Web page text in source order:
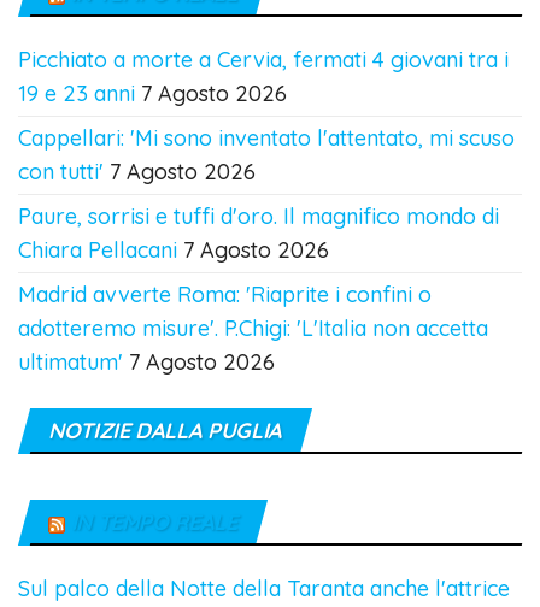
Picchiato a morte a Cervia, fermati 4 giovani tra i
19 e 23 anni 7 Agosto 2026
Cappellari: 'Mi sono inventato l'attentato, mi scuso
con tutti' 7 Agosto 2026
Paure, sorrisi e tuffi d'oro. Il magnifico mondo di
Chiara Pellacani 7 Agosto 2026
Madrid avverte Roma: 'Riaprite i confini o
adotteremo misure'. P.Chigi: 'L'Italia non accetta
ultimatum' 7 Agosto 2026
NOTIZIE DALLA PUGLIA
IN TEMPO REALE
Sul palco della Notte della Taranta anche l'attrice